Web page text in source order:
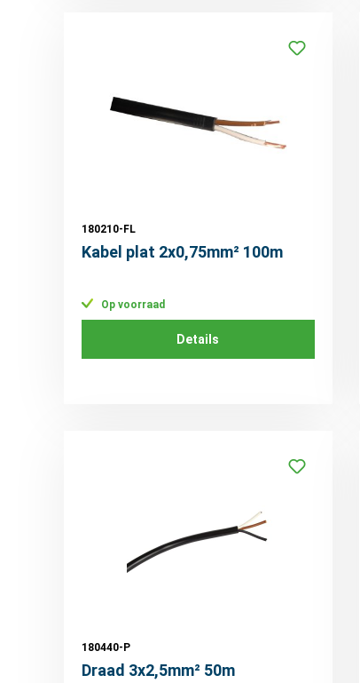
180210-FL
Kabel plat 2x0,75mm² 100m
Op voorraad
Details
180440-P
Draad 3x2,5mm² 50m